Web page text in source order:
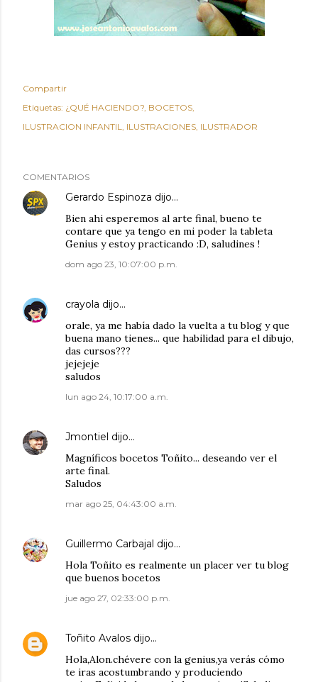
Compartir
Etiquetas: ¿QUÉ HACIENDO? BOCETOS
ILUSTRACION INFANTIL ILUSTRACIONES ILUSTRADOR
COMENTARIOS
Gerardo Espinoza dijo…
Bien ahi esperemos al arte final, bueno te
contare que ya tengo en mi poder la tableta
Genius y estoy practicando :D, saludines !
dom ago 23, 10:07:00 p.m.
crayola dijo…
orale, ya me había dado la vuelta a tu blog y que
buena mano tienes... que habilidad para el dibujo,
das cursos???
jejejeje
saludos
lun ago 24, 10:17:00 a.m.
Jmontiel dijo…
Magníficos bocetos Toñito... deseando ver el
arte final.
Saludos
mar ago 25, 04:43:00 a.m.
Guillermo Carbajal dijo…
Hola Toñito es realmente un placer ver tu blog
que buenos bocetos
jue ago 27, 02:33:00 p.m.
Toñito Avalos dijo…
Hola,Alon.chévere con la genius,ya verás cómo
te iras acostumbrando y produciendo